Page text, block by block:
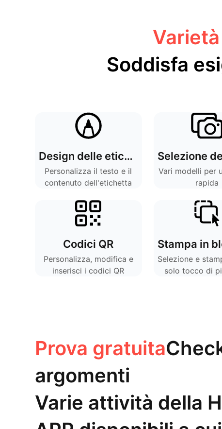
Soddisfa
Design delle etichette
Personalizza il testo e il
contenuto dell'etichetta
Vari modelli per
rapida
Codici QR
Personalizza, modifica e
inserisci i codici QR
Selezione e
solo tocco di
Prova gratuita
argomenti
Varie attività della